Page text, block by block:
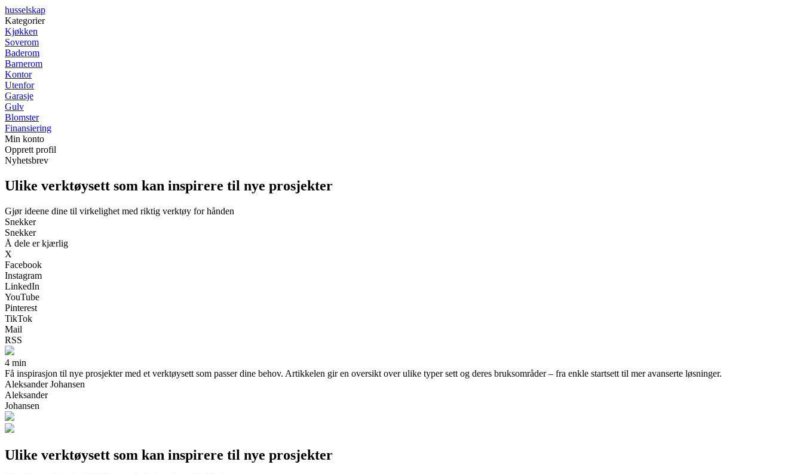
husselskap
Kategorier
Kjøkken
Soverom
Baderom
Barnerom
Kontor
Utenfor
Garasje
Gulv
Blomster
Finansiering
Min konto
Opprett profil
Nyhetsbrev
Ulike verktøysett som kan inspirere til nye prosjekter
Gjør ideene dine til virkelighet med riktig verktøy for hånden
Snekker
Snekker
Å dele er kjærlig
X
Facebook
Instagram
LinkedIn
YouTube
Pinterest
TikTok
Mail
RSS
4 min
Få inspirasjon til nye prosjekter med et verktøysett som passer dine behov. Artikkelen gir en oversikt over ulike typer sett og deres bruksområder – fra enkle startsett til mer avanserte løsninger.
Aleksander Johansen
Aleksander
Johansen
Ulike verktøysett som kan inspirere til nye prosjekter